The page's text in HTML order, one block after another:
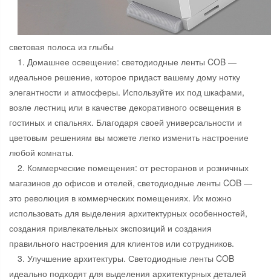
световая полоса из глыбы
1. Домашнее освещение: светодиодные ленты COB —
идеальное решение, которое придаст вашему дому нотку
элегантности и атмосферы. Используйте их под шкафами,
возле лестниц или в качестве декоративного освещения в
гостиных и спальнях. Благодаря своей универсальности и
цветовым решениям вы можете легко изменить настроение
любой комнаты.
2. Коммерческие помещения: от ресторанов и розничных
магазинов до офисов и отелей, светодиодные ленты COB —
это революция в коммерческих помещениях. Их можно
использовать для выделения архитектурных особенностей,
создания привлекательных экспозиций и создания
правильного настроения для клиентов или сотрудников.
3. Улучшение архитектуры. Светодиодные ленты COB
идеально подходят для выделения архитектурных деталей